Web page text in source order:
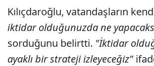
Kılıçdaroğlu, vatandaşların
iktidar olduğunuzda ne
sorduğunu belirtti. "İktidar
ayaklı bir strateji izleyeceğiz"